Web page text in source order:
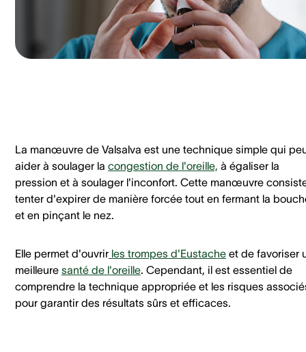
La manœuvre de Valsalva est une technique simple qui
aider à soulager la congestion de l'oreille, à égaliser la
pression et à soulager l'inconfort. Cette manœuvre
tenter d'expirer de manière forcée tout en fermant la
et en pinçant le nez.
Elle permet d'ouvrir les trompes d'Eustache et de favoriser
meilleure santé de l'oreille. Cependant, il est essentiel de
comprendre la technique appropriée et les risques
pour garantir des résultats sûrs et efficaces.